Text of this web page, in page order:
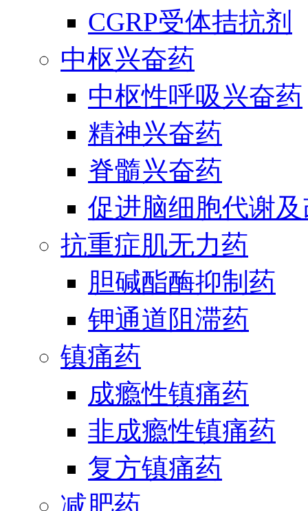
CGRP受体拮抗剂
中枢兴奋药
中枢性呼吸兴奋药
精神兴奋药
脊髓兴奋药
促进脑细胞代谢
抗重症肌无力药
胆碱酯酶抑制药
钾通道阻滞药
镇痛药
成瘾性镇痛药
非成瘾性镇痛药
复方镇痛药